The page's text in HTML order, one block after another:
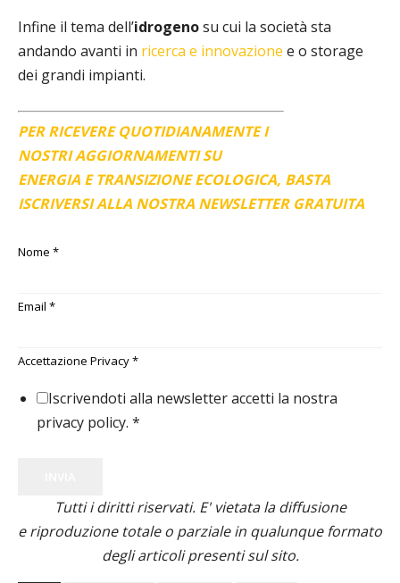
Infine il tema dell’idrogenosu cui la società sta
andando avanti in ricerca e innovazione e o storage
dei grandi impianti.
PER RICEVERE QUOTIDIANAMENTE I
NOSTRI AGGIORNAMENTI SU
ENERGIA E TRANSIZIONE ECOLOGICA, BASTA
ISCRIVERSI ALLA NOSTRA NEWSLETTER GRATUITA
Nome *
Email *
Accettazione Privacy*
Iscrivendoti alla newsletter accetti la nostra
privacy policy. *
Tutti i diritti riservati. E' vietata la diffusione
e riproduzione totale o parziale in qualunque formato
degli articoli presenti sul sito.